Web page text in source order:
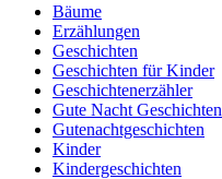
Bäume
Erzählungen
Geschichten
Geschichten für Kinder
Geschichtenerzähler
Gute Nacht Geschichten
Gutenachtgeschichten
Kinder
Kindergeschichten